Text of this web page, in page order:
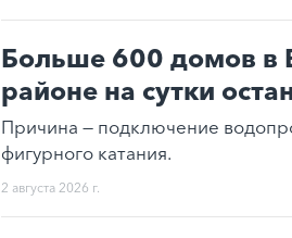
Больше 600 домов в
районе на сутки
Причина — подключение
фигурного катания.
2 августа 2026 г.